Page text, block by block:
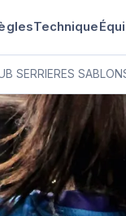
Technique
SERRIERES